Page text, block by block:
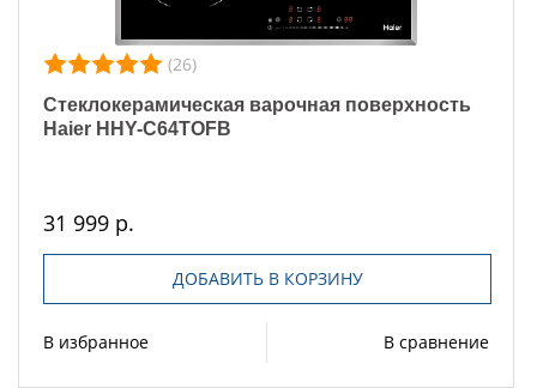
(26)
Стеклокерамическая варочная поверхность
Haier HHY-C64TOFB
31 999 р.
ДОБАВИТЬ В КОРЗИНУ
В избранное В сравнение